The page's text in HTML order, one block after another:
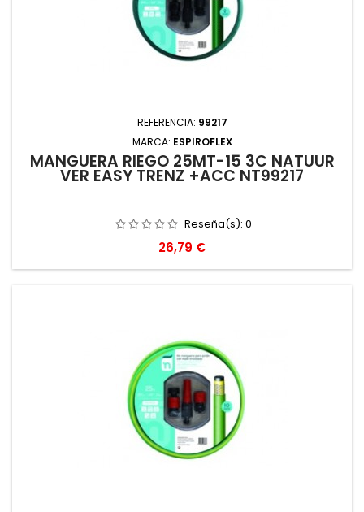
REFERENCIA: 99217
MARCA: ESPIROFLEX
MANGUERA RIEGO 25MT-15 3C NATUUR
VER EASY TRENZ +ACC NT99217
Reseña(s): 0
Precio
26,79 €